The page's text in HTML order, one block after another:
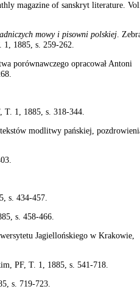
magazine of sanskryt literature.
mowy i pisowni polskiej.
1885, s. 259-262.
porównawczego opracował Antoni
T. 1, 1885, s. 318-344.
modlitwy pańskiej,
s. 434-457.
s. 458-466.
Jagiellońskiego w Krakowie,
PF, T. 1, 1885, s. 541-718.
s. 719-723.